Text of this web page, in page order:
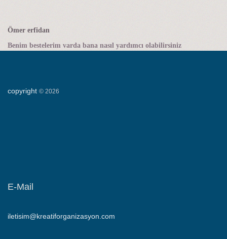
Ömer erfidan
Benim bestelerim varda bana nasıl yardımcı olabilirsiniz
copyright © 2026
E-Mail
iletisim@kreatiforganizasyon.com